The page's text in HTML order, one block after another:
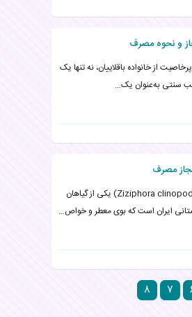
از خانواده باقلاییان، نه تنها یک
سنتی به‌عنوان یک…
کاکوتی (با نام علمی Ziziphora clinopodioides) یکی از گیاهان
ایران است که بوی معطر و خواص…
۷ ۸